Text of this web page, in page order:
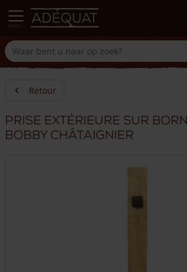
Retour
Prise extérieure sur
Bobby châtaignier